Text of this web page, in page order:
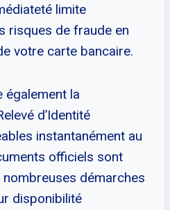
limite
risques de fraude en
votre carte bancaire.
également la
d’Identité
instantanément au
officiels sont
démarches
disponibilité